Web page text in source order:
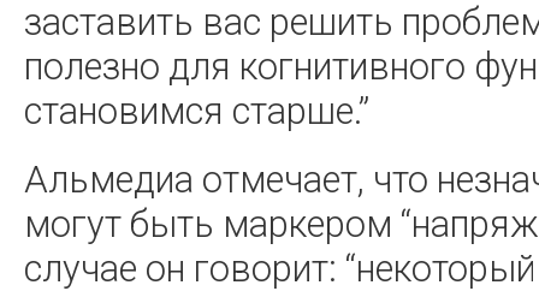
заставить вас решить
полезно для когнитивного
становимся старше.”
Альмедиа отмечает, что
могут быть маркером
случае он говорит: